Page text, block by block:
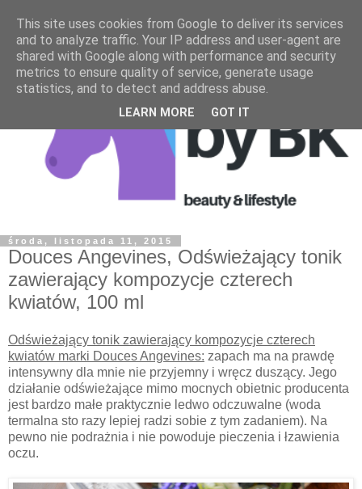
środa, listopada 11, 2015
Douces Angevines, Odświeżający tonik
zawierający kompozycje czterech
kwiatów, 100 ml
Odświeżający tonik zawierający kompozycje czterech
kwiatów marki Douces Angevines: zapach ma na prawdę
intensywny dla mnie nie przyjemny i wręcz duszący. Jego
działanie odświeżające mimo mocnych obietnic producenta
jest bardzo małe praktycznie ledwo odczuwalne (woda
termalna sto razy lepiej radzi sobie z tym zadaniem). Na
pewno nie podrażnia i nie powoduje pieczenia i łzawienia
oczu.
This site uses cookies from Google to deliver its services
and to analyze traffic. Your IP address and user-agent are
shared with Google along with performance and security
metrics to ensure quality of service, generate usage
statistics, and to detect and address abuse.
LEARN MORE GOT IT